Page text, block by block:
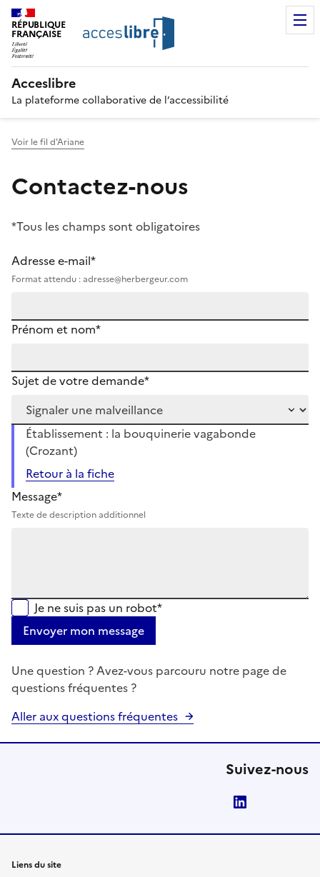
RÉPUBLIQUE
FRANÇAISE
Acceslibre
La plateforme collaborative de l’accessibilité
Voir le fil d'Ariane
Contactez-nous
*Tous les champs sont obligatoires
Adresse e-mail*
Format attendu : adresse@herbergeur.com
Prénom et nom*
Sujet de votre demande*
Établissement : la bouquinerie vagabonde
(Crozant)
Retour à la fiche
Message*
Texte de description additionnel
Je ne suis pas un robot*
Envoyer mon message
Une question ? Avez-vous parcouru notre page de
questions fréquentes ?
Aller aux questions fréquentes
Suivez-nous
Liens du site